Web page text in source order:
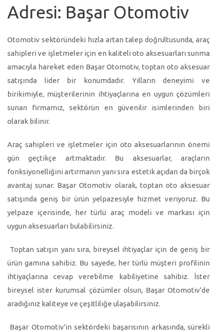
Adresi: Başar Otomotiv
Otomotiv sektöründeki hızla artan talep doğrultusunda, araç
sahipleri ve işletmeler için en kaliteli oto aksesuarları sunma
amacıyla hareket eden Başar Otomotiv, toptan oto aksesuar
satışında lider bir konumdadır. Yılların deneyimi ve
birikimiyle, müşterilerinin ihtiyaçlarına en uygun çözümleri
sunan firmamız, sektörün en güvenilir isimlerinden biri
olarak bilinir.
Araç sahipleri ve işletmeler için oto aksesuarlarının önemi
gün geçtikçe artmaktadır. Bu aksesuarlar, araçların
fonksiyonelliğini artırmanın yanı sıra estetik açıdan da birçok
avantaj sunar. Başar Otomotiv olarak, toptan oto aksesuar
satışında geniş bir ürün yelpazesiyle hizmet veriyoruz. Bu
yelpaze içerisinde, her türlü araç modeli ve markası için
uygun aksesuarları bulabilirsiniz.
Toptan satışın yanı sıra, bireysel ihtiyaçlar için de geniş bir
ürün gamına sahibiz. Bu sayede, her türlü müşteri profilinin
ihtiyaçlarına cevap verebilme kabiliyetine sahibiz. İster
bireysel ister kurumsal çözümler olsun, Başar Otomotiv'de
aradığınız kaliteye ve çeşitliliğe ulaşabilirsiniz.
Başar Otomotiv'in sektördeki başarısının arkasında, sürekli